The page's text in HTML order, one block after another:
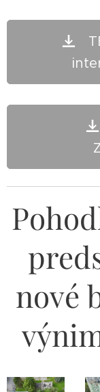
nové